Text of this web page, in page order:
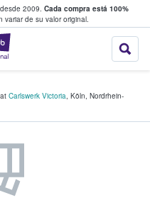
2009. Cada compra está 100%
variar de su valor original.
StubHub: donde
boletos
at Carlswerk Victoria, Köln, Nordrhein-